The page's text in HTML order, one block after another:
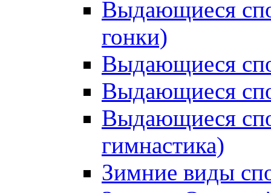
Выдающиеся
гонки)
Выдающиеся
Выдающиеся
Выдающиеся
гимнастика)
Зимние виды